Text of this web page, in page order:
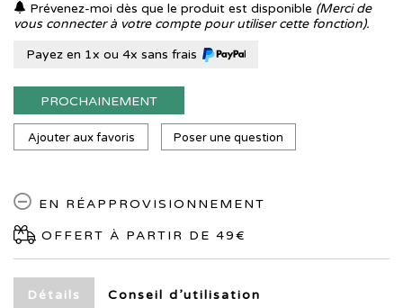
Prévenez-moi dès que le produit est disponible (Merci de
vous connecter à votre compte pour utiliser cette fonction).
Payez en 1x ou 4x sans frais
PROCHAINEMENT
Ajouter aux favoris Poser une question
EN RÉAPPROVISIONNEMENT
OFFERT À PARTIR DE 49€
Détails Conseil d’utilisation